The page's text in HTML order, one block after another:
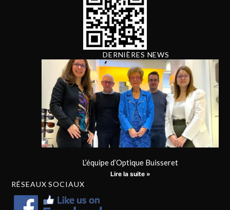
DERNIÈRES NEWS
L’équipe d’Optique Buisseret
Lire la suite »
RÉSEAUX SOCIAUX